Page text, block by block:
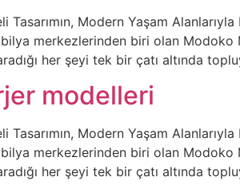
Tasarımın, Modern Yaşam
merkezlerinden biri olan
her şeyi tek bir çatı altında
modelleri
Tasarımın, Modern Yaşam
merkezlerinden biri olan
her şeyi tek bir çatı altında